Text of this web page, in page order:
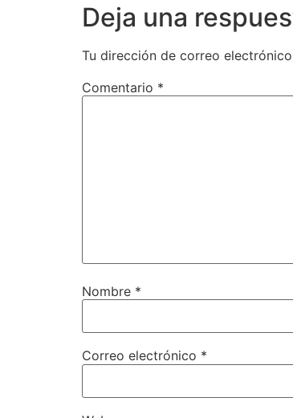
Deja una
Tu dirección de correo
Comentario *
Nombre *
Correo electrónico *